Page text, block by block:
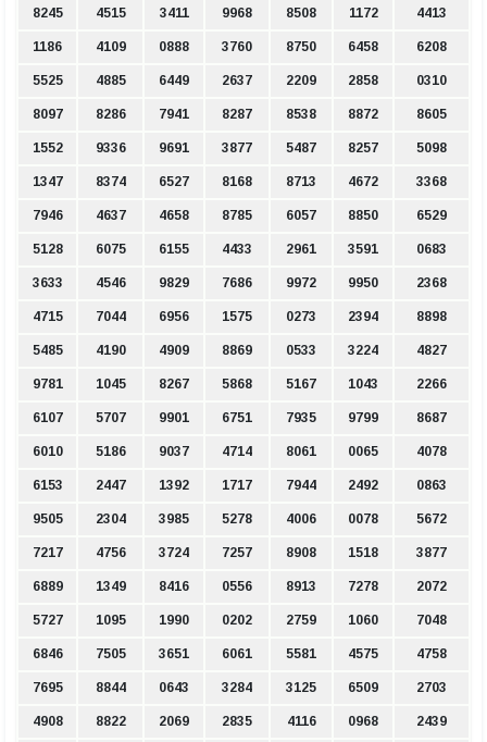
8245 4515 3411 9968 8508 1172 4413
1186 4109 0888 3760 8750 6458 6208
5525 4885 6449 2637 2209 2858 0310
8097 8286 7941 8287 8538 8872 8605
1552 9336 9691 3877 5487 8257 5098
1347 8374 6527 8168 8713 4672 3368
7946 4637 4658 8785 6057 8850 6529
5128 6075 6155 4433 2961 3591 0683
3633 4546 9829 7686 9972 9950 2368
4715 7044 6956 1575 0273 2394 8898
5485 4190 4909 8869 0533 3224 4827
9781 1045 8267 5868 5167 1043 2266
6107 5707 9901 6751 7935 9799 8687
6010 5186 9037 4714 8061 0065 4078
6153 2447 1392 1717 7944 2492 0863
9505 2304 3985 5278 4006 0078 5672
7217 4756 3724 7257 8908 1518 3877
6889 1349 8416 0556 8913 7278 2072
5727 1095 1990 0202 2759 1060 7048
6846 7505 3651 6061 5581 4575 4758
7695 8844 0643 3284 3125 6509 2703
4908 8822 2069 2835 4116 0968 2439